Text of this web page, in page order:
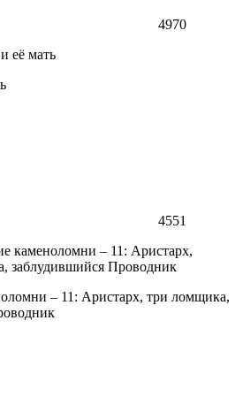
4970
4551
– 11: Аристарх, три ломщика,